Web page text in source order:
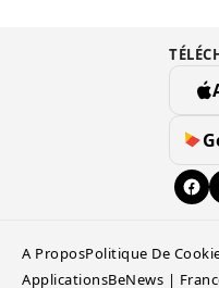
A ProposPolitique De
ApplicationsBeNews |